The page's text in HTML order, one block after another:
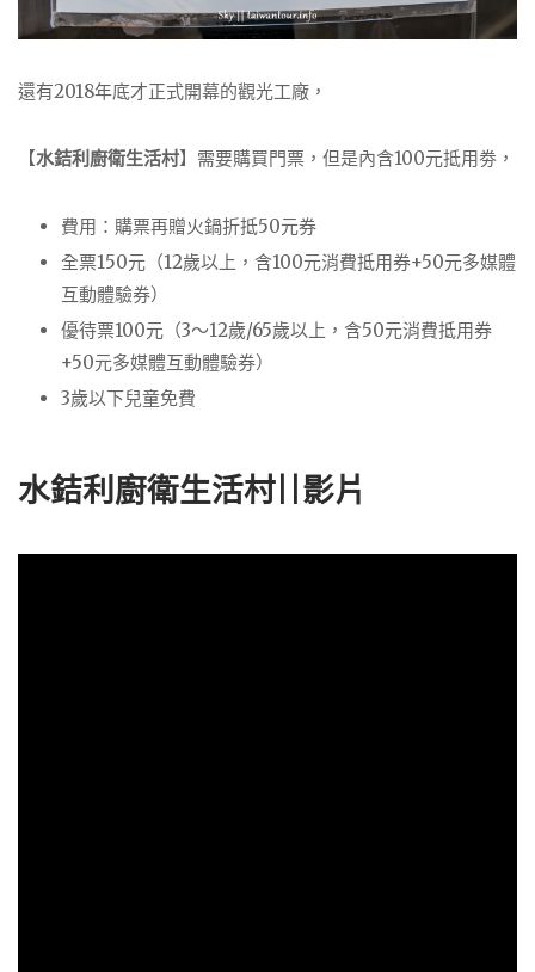
還有2018年底才正式開幕的觀光工廠，
【水銡利廚衛生活村】需要購買門票，但是內含100元抵用劵，
費用：購票再贈火鍋折抵50元券
全票150元（12歲以上，含100元消費抵用券+50元多媒體
互動體驗券）
優待票100元（3～12歲/65歲以上，含50元消費抵用券
+50元多媒體互動體驗券）
3歲以下兒童免費
水銡利廚衛生活村||影片